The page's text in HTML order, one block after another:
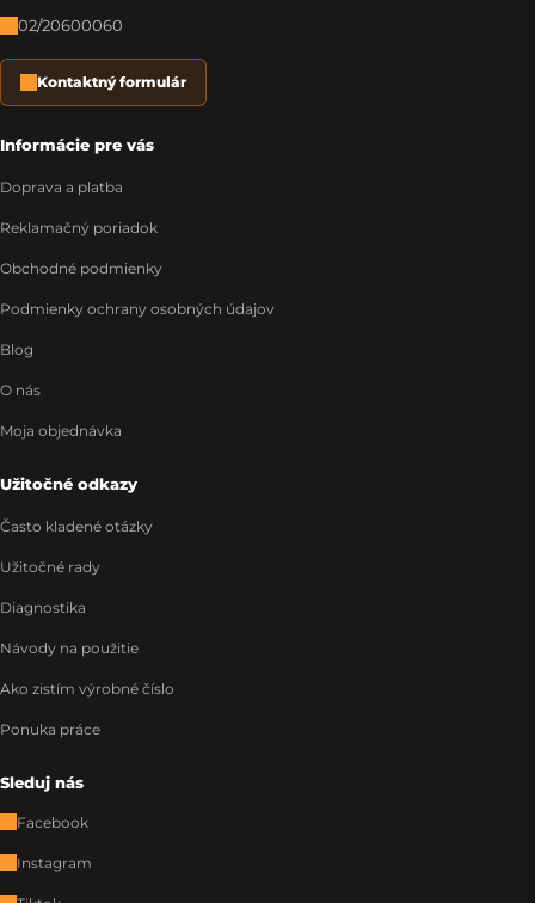
02/20600060
Kontaktný formulár
Informácie pre vás
Doprava a platba
Reklamačný poriadok
Obchodné podmienky
Podmienky ochrany osobných údajov
Blog
O nás
Moja objednávka
Užitočné odkazy
Často kladené otázky
Užitočné rady
Diagnostika
Návody na použitie
Ako zistím výrobné číslo
Ponuka práce
Sleduj nás
Facebook
Instagram